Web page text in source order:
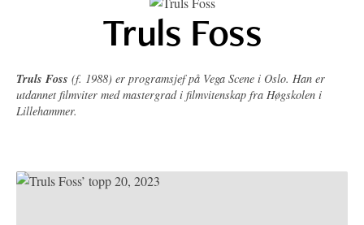
Truls Foss
Truls Foss (f. 1988) er programsjef på Vega Scene i Oslo. Han er
utdannet filmviter med mastergrad i filmvitenskap fra Høgskolen i
Lillehammer.